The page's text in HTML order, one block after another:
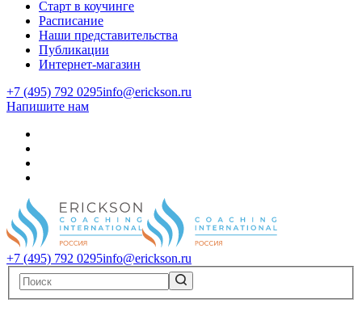
Старт в коучинге
Расписание
Наши представительства
Публикации
Интернет-магазин
+7 (495) 792 0295info@erickson.ru
Напишите нам
+7 (495) 792 0295info@erickson.ru